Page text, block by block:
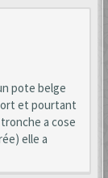
pote belge
et pourtant
a cose
elle a